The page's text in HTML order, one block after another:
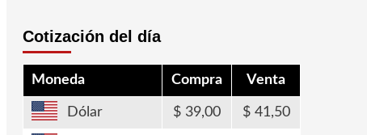
Cotización del día
Moneda Compra Venta
Dólar 39,00 41,50